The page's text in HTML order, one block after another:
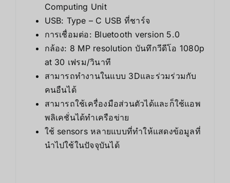
Computing Unit
USB: Type – C USB ที่ชาร์จ
การเชื่อมต่อ: Bluetooth version 5.0
กล้อง: 8 MP resolution บันทึกวีดีโอ 1080p
at 30 เฟรม/วินาที
สามารถทำงานในแบบ 3Dและร่วมร่วมกับ
คนอืนได้
สามารถใช้เครื่องมือส่วนตัวได้และก็ใช้แอพ
พลิเคชั่นได้ทำเครือข่าย
ใช้ sensors หลายแบบที่ทำให้แสดงข้อมูลที่
นำไปใช้ในปัจจุบันได้